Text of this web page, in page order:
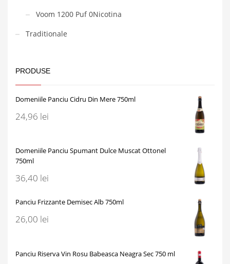
Voom 1200 Puf 0Nicotina
Traditionale
PRODUSE
Domeniile Panciu Cidru Din Mere 750ml
24,96 lei
Domeniile Panciu Spumant Dulce Muscat Ottonel
750ml
36,40 lei
Panciu Frizzante Demisec Alb 750ml
26,00 lei
Panciu Riserva Vin Rosu Babeasca Neagra Sec 750 ml